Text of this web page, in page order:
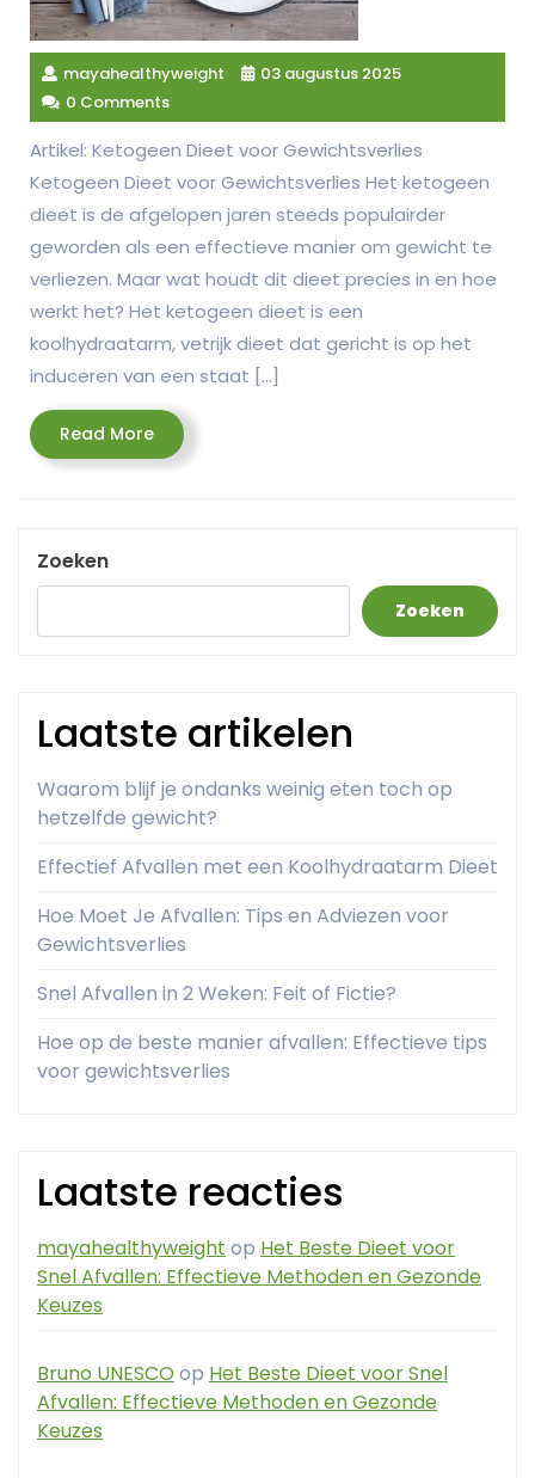
mayahealthyweight
03 augustus 2025
0 Comments
Artikel: Ketogeen Dieet voor Gewichtsverlies
Ketogeen Dieet voor Gewichtsverlies Het ketogeen
dieet is de afgelopen jaren steeds populairder
geworden als een effectieve manier om gewicht te
verliezen. Maar wat houdt dit dieet precies in en hoe
werkt het? Het ketogeen dieet is een
koolhydraatarm, vetrijk dieet dat gericht is op het
induceren van een staat […]
Read MoreRead
More
Zoeken
Zoeken
Laatste artikelen
Waarom blijf je ondanks weinig eten toch op
hetzelfde gewicht?
Effectief Afvallen met een Koolhydraatarm Dieet
Hoe Moet Je Afvallen: Tips en Adviezen voor
Gewichtsverlies
Snel Afvallen in 2 Weken: Feit of Fictie?
Hoe op de beste manier afvallen: Effectieve tips
voor gewichtsverlies
Laatste reacties
mayahealthyweight op Het Beste Dieet voor
Snel Afvallen: Effectieve Methoden en Gezonde
Keuzes
Bruno UNESCO op Het Beste Dieet voor Snel
Afvallen: Effectieve Methoden en Gezonde
Keuzes